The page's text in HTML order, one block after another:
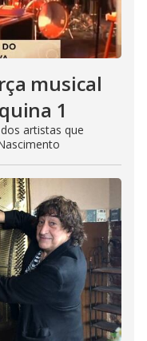
musical
1
artistas que